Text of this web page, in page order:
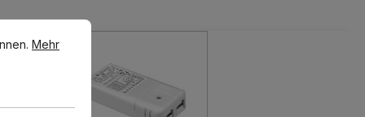
überspringen
Mehr Informationen ...
Mehr